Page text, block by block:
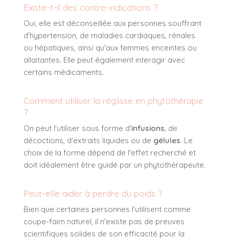
Existe-t-il des contre-indications ?
Oui, elle est déconseillée aux personnes souffrant
d'hypertension, de maladies cardiaques, rénales
ou hépatiques, ainsi qu'aux femmes enceintes ou
allaitantes. Elle peut également interagir avec
certains médicaments.
Comment utiliser la réglisse en phytothérapie
?
On peut l'utiliser sous forme d'infusions, de
décoctions, d'extraits liquides ou de gélules. Le
choix de la forme dépend de l'effet recherché et
doit idéalement être guidé par un phytothérapeute.
Peut-elle aider à perdre du poids ?
Bien que certaines personnes l'utilisent comme
coupe-faim naturel, il n'existe pas de preuves
scientifiques solides de son efficacité pour la